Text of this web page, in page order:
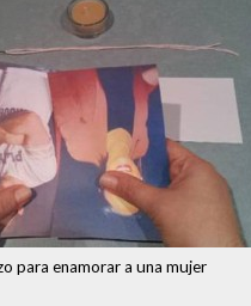
para enamorar a una mujer